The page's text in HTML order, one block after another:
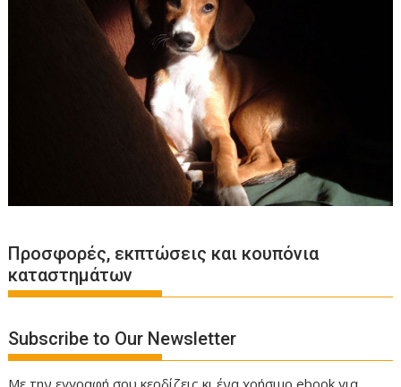
Προσφορές, εκπτώσεις και κουπόνια
καταστημάτων
Subscribe to Our Newsletter